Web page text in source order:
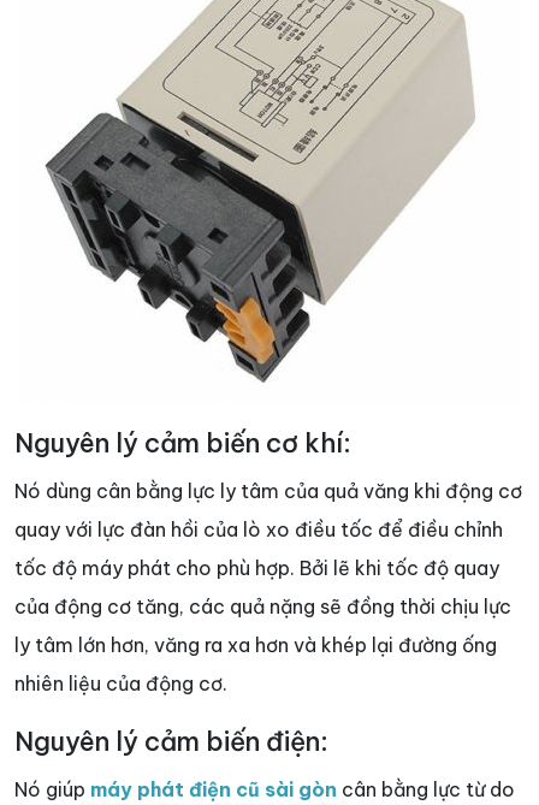
Nguyên lý cảm biến cơ khí:
Nó dùng cân bằng lực ly tâm của quả văng khi động cơ
quay với lực đàn hồi của lò xo điều tốc để điều chỉnh
tốc độ máy phát cho phù hợp. Bởi lẽ khi tốc độ quay
của động cơ tăng, các quả nặng sẽ đồng thời chịu lực
ly tâm lớn hơn, văng ra xa hơn và khép lại đường ống
nhiên liệu của động cơ.
Nguyên lý cảm biến điện:
Nó giúp máy phát điện cũ sài gòn cân bằng lực từ do